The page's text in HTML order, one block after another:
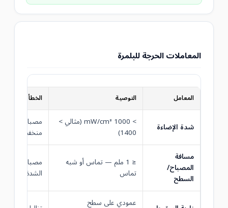
المعاملات الحرجة للبلمرة
المعامل التوصية الخطأ الشائع
شدة الإضاءة > 1000 mW/cm² (مثالي >
1400)
مصباح قديم
منخفضة
مسافة
المصباح/
السطح
≤ 1 ملم — تماس أو شبه
تماس
مصباح بعيد
الشدة ×4
عمودي على سطح